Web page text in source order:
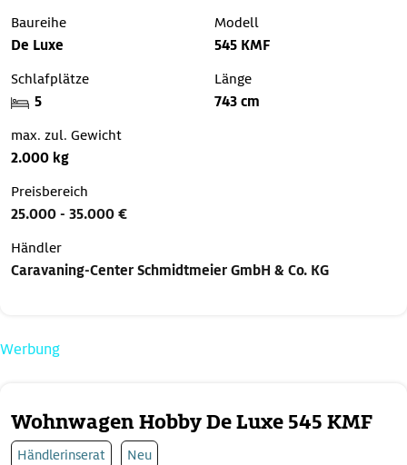
Wohnwagen Hobby De Luxe 545 KMF
Händlerinserat Neu
Baureihe
De Luxe
Modell
545 KMF
Schlafplätze
5
Länge
743 cm
max. zul. Gewicht
2.000 kg
Preisbereich
25.000 - 35.000 €
Händler
Caravaning-Center Schmidtmeier GmbH & Co. KG
Werbung